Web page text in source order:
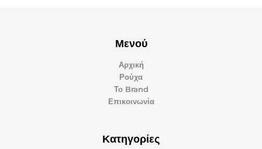
Μενού
Αρχική
Ρούχα
Το Brand
Επικοινωνία
Κατηγορίες